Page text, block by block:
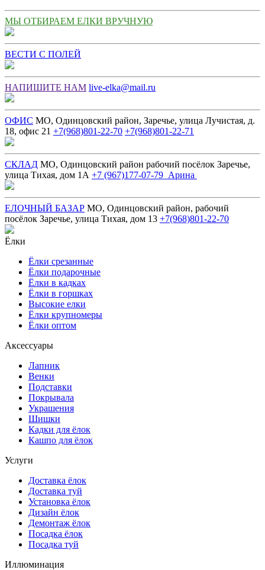
МЫ ОТБИРАЕМ ЕЛКИ ВРУЧНУЮ
ВЕСТИ С ПОЛЕЙ
НАПИШИТЕ НАМ live-elka@mail.ru
ОФИС МО, Одинцовский район, Заречье, улица Лучистая, д.
18, офис 21 +7(968)801-22-70 +7(968)801-22-71
СКЛАД МО, Одинцовский район рабочий посёлок Заречье,
улица Тихая, дом 1А +7 (967)177-07-79 Арина
ЕЛОЧНЫЙ БАЗАР МО, Одинцовский район, рабочий
посёлок Заречье, улица Тихая, дом 13 +7(968)801-22-70
Ёлки
Ёлки срезанные
Ёлки подарочные
Ёлки в кадках
Ёлки в горшках
Высокие елки
Ёлки крупномеры
Ёлки оптом
Аксессуары
Лапник
Венки
Подставки
Покрывала
Украшения
Шишки
Кадки для ёлок
Кашпо для ёлок
Услуги
Доставка ёлок
Доставка туй
Установка ёлок
Дизайн ёлок
Демонтаж ёлок
Посадка ёлок
Посадка туй
Иллюминация